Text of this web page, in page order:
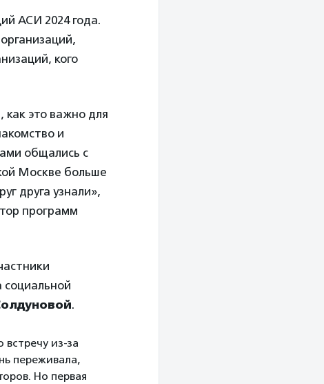
АСИ 2024 года.
кого
это важно для
и
общались с
Москве больше
друга узнали»,
программ
социальной
.
встречу из-за
переживала,
Но первая